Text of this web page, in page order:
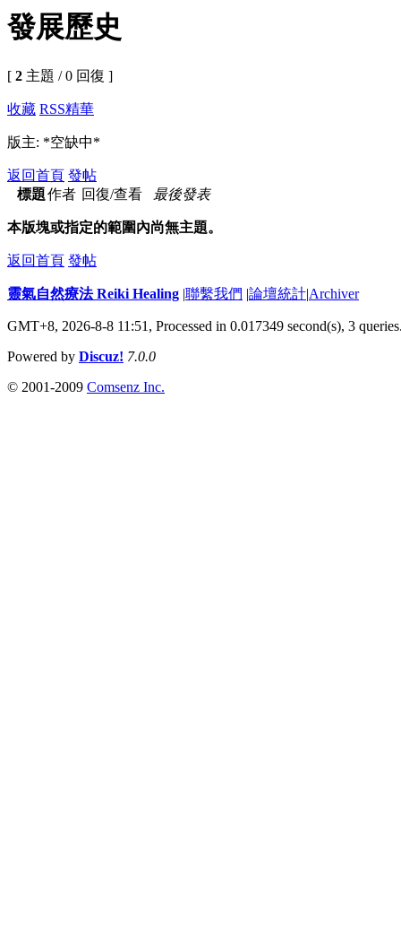
發展歷史
[ 2 主題 / 0 回復 ]
收藏 RSS精華
版主: *空缺中*
返回首頁 發帖
標題作者 回復/查看 最後發表
本版塊或指定的範圍內尚無主題。
返回首頁 發帖
靈氣自然療法 Reiki Healing |聯繫我們 |論壇統計|Archiver
GMT+8, 2026-8-8 11:51, Processed in 0.017349 second(s), 3 queries
Powered by Discuz! 7.0.0
© 2001-2009 Comsenz Inc.